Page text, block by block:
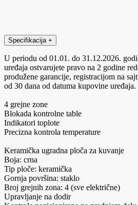
Specifikacija +
U periodu od 01.01. do 31.12.2026.
uređaja ostvarujete pravo na 2 godine
produžene garancije, registracijom na
od 30 dana od datuma kupovine uređaja.
4 grejne zone
Blokada kontrolne table
Indikatori toplote
Precizna kontrola temperature
Keramička ugradna ploča za kuvanje
Boja: crna
Tip ploče: keramička
Gornja površina: staklo
Broj grejnih zona: 4 (sve električne)
Upravljanje na dodir